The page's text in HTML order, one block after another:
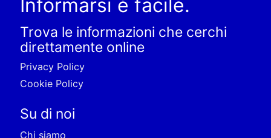
Informarsi è facile.
Trova le informazioni che cerchi
direttamente online
Privacy Policy
Cookie Policy
Su di noi
Chi siamo